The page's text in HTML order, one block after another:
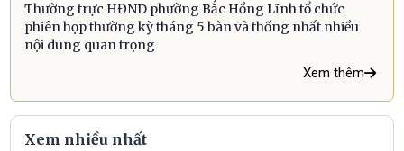
Thường trực HĐND phường Bắc Hồng Lĩnh tổ chức
phiên họp thường kỳ tháng 5 bàn và thống nhất nhiều
nội dung quan trọng
Xem thêm
Xem nhiều nhất